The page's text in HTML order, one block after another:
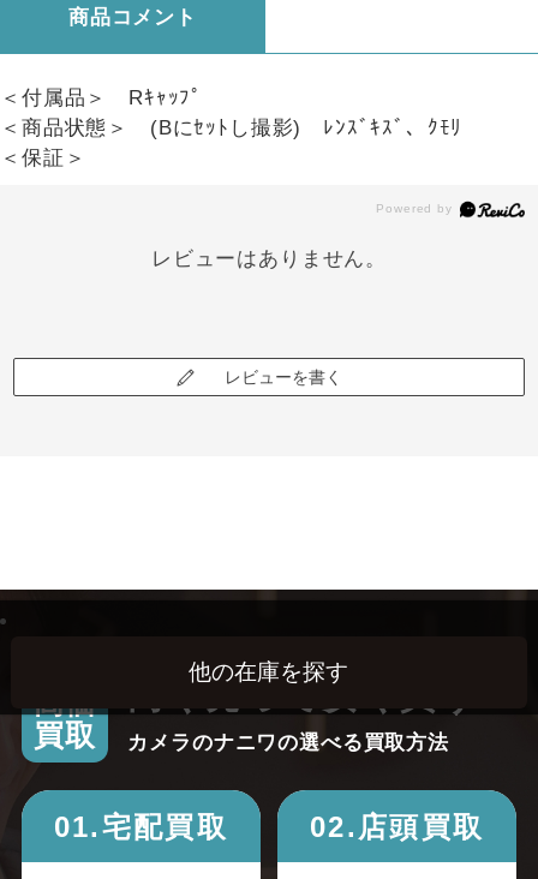
商品コメント
＜付属品＞ Rｷｬｯﾌﾟ
＜商品状態＞ (Bにｾｯﾄし撮影) ﾚﾝｽﾞｷｽﾞ、ｸﾓﾘ
＜保証＞
レビューはありません。
レビューを書く
高価
買取
高く売って安く買う！
カメラのナニワの選べる買取方法
01.宅配買取 02.店頭買取